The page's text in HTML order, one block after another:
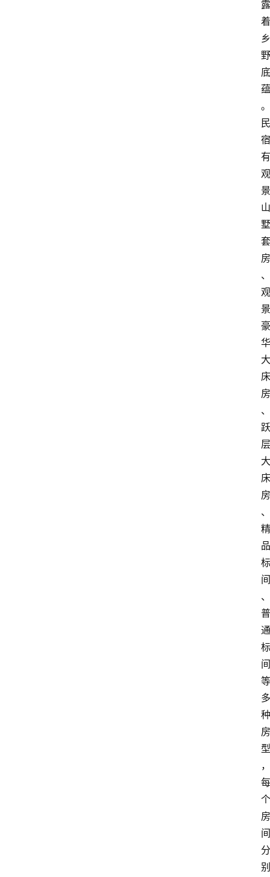
露
着
乡
野
底
蕴
。
民
宿
有
观
景
山
墅
套
房
、
观
景
豪
华
大
床
房
、
跃
层
大
床
房
、
精
品
标
间
、
普
通
标
间
等
多
种
房
型
，
每
个
房
间
分
别